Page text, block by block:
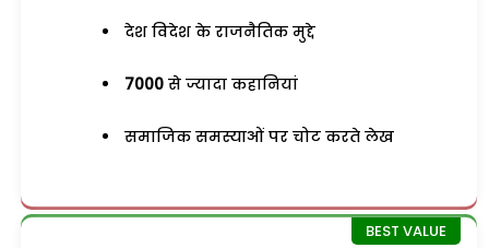
देश विदेश के राजनैतिक मुद्दे
7000 से ज्यादा कहानियां
समाजिक समस्याओं पर चोट करते लेख